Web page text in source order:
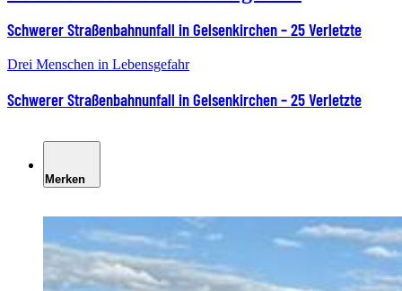
Schwerer Straßenbahnunfall in Gelsenkirchen – 25 Verletzte
Drei Menschen in Lebensgefahr
Schwerer Straßenbahnunfall in Gelsenkirchen – 25 Verletzte
Merken